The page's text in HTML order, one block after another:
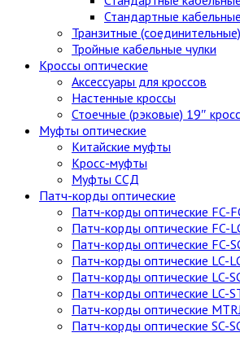
Стандартные
Транзитные
Тройные кабельные чулки
Кроссы оптические
Аксессуары для кроссов
Настенные кроссы
Стоечные (рэковые) 19″
Муфты оптические
Китайские муфты
Кросс-муфты
Муфты ССД
Патч-корды оптические
Патч-корды оптические FC-
Патч-корды оптические FC-
Патч-корды оптические FC-
Патч-корды оптические LC-
Патч-корды оптические LC-
Патч-корды оптические LC-
Патч-корды оптические MTRJ
Патч-корды оптические SC-